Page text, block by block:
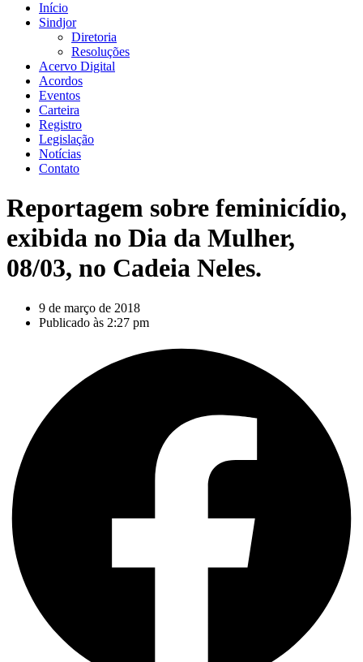
Início
Sindjor
Diretoria
Resoluções
Acervo Digital
Acordos
Eventos
Carteira
Registro
Legislação
Notícias
Contato
Reportagem sobre feminicídio,
exibida no Dia da Mulher,
08/03, no Cadeia Neles.
9 de março de 2018
Publicado às 2:27 pm